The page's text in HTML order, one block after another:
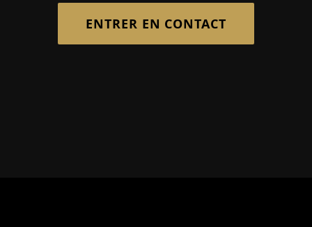
ENTRER EN CONTACT